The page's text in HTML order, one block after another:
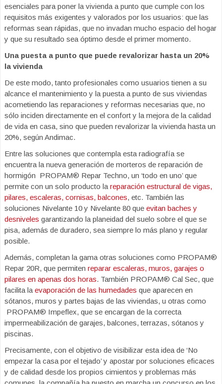
esenciales para poner la vivienda a punto que cumple con los
requisitos más exigentes y valorados por los usuarios: que las
reformas sean rápidas, que no invadan mucho espacio del hogar
y que su resultado sea óptimo desde el primer momento.
Una puesta a punto que puede revalorizar hasta un 20%
la vivienda
De este modo, tanto profesionales como usuarios tienen a su
alcance el mantenimiento y la puesta a punto de sus viviendas
acometiendo las reparaciones y reformas necesarias que, no
sólo inciden directamente en el confort y la mejora de la calidad
de vida en casa, sino que pueden revalorizar la vivienda hasta un
20%, según Andimac.
Entre las soluciones que contempla esta radiografía se
encuentra la nueva generación de morteros de reparación de
hormigón PROPAM® Repar Techno, un ‘todo en uno’ que
permite con un solo producto la reparación estructural de vigas,
pilares, escaleras, cornisas, balcones, etc. También las
soluciones Nivelante 10 y Nivelante 80 que evitan baches y
desniveles garantizando la planeidad del suelo sobre el que se
pisa, además de duradero, sea siempre lo más plano y regular
posible.
Además, completan la gama otras soluciones como PROPAM®
Repar 20R, que permiten reparar escaleras, muros, garajes o
pilares en apenas dos horas. También PROPAM® Cal Sec, que
facilita la evaporación de las humedades que aparecen en
sótanos, muros y partes bajas de las viviendas, u otras como
PROPAM® Impeflex, que se encargan de la correcta
impermeabilización de garajes, balcones, terrazas, sótanos y
piscinas.
Precisamente, con el objetivo de visibilizar esta idea de ‘No
empezar la casa por el tejado’ y apostar por soluciones eficaces
y de calidad desde los propios cimientos y problemas más